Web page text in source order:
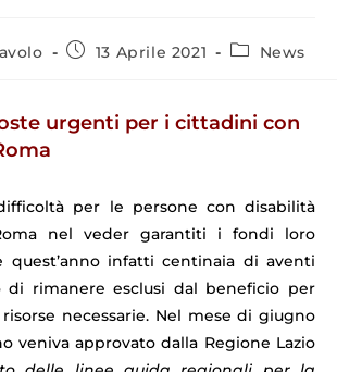
13 Aprile 2021 News
urgenti per i cittadini con
per le persone con disabilità
nel veder garantiti i fondi loro
quest’anno infatti centinaia di aventi
di rimanere esclusi dal beneficio per
necessarie. Nel mese di giugno
veniva approvato dalla Regione Lazio